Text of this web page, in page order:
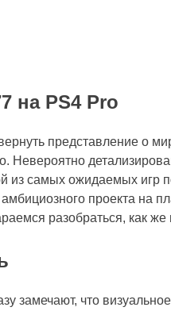
на PS4 Pro
представление о
Невероятно
из самых ожидаемых игр
проекта на
разобраться, как
замечают, что